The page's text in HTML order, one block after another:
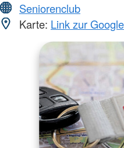
Seniorenclub
Karte: Link zur